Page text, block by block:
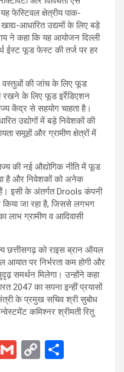
फेस्टिवल क्षेत्रीय पाक-
आधारित उद्यमों के लिए बड़े
ने कहा कि यह आयोजन दिल्ली
ईस्ट फूड फेस्ट की तर्ज पर हर
वस्तुओं की जांच के लिए फूड
रखने के लिए फूड इर्रेडिएशन
केंद्र से सहयोग चाहता है।
उद्योगों में बड़े निवेशकों की
समूहों और ग्रामीण क्षेत्रों में
की नई औद्योगिक नीति में फूड
है और निवेशकों को अनेक
हैं। इसी के अंतर्गत Drools कंपनी
किया जा रहा है, जिससे लगभग
लाभ ग्रामीण व आदिवासी
छत्तीसगढ़ को राइस ब्रान ऑयल
पर निर्भरता कम होगी और
समर्थन मिलेगा। उन्होंने कहा
2047 का सपना इन्हीं प्रयासों
के प्रमुख सचिव श्री सुबोध
कमिश्नर श्रीमती रितु
G
C